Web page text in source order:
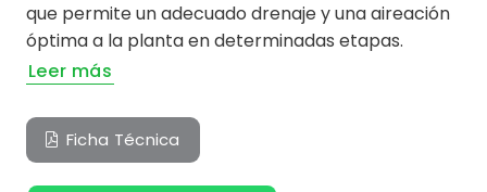
que permite un adecuado drenaje y una aireación
óptima a la planta en determinadas etapas.
Leer más
Ficha Técnica